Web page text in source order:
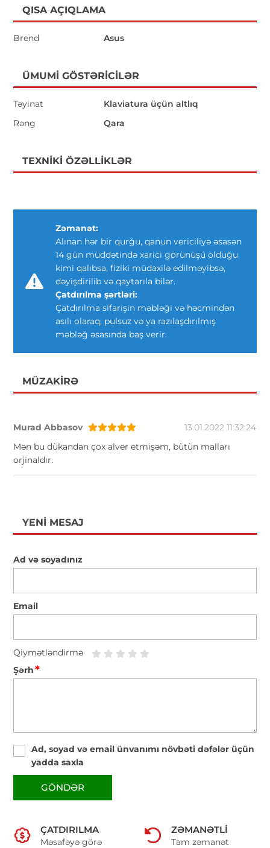
QISA AÇIQLAMA
Brend Asus
ÜMUMI GÖSTƏRICILƏR
Təyinat
Klaviatura üçün altlıq
Rəng
Qara
TEXNIKI ÖZƏLLIKLƏR
Zəmanət:
Alınan hər bir qurğu, qanun vericiliyə əsasən
14 gün müddətində xarici görünüşü olduğu
kimi qalıbsa, fiziki müdaxilə edilməyibsə,
dəyişdirilib və qaytarıla bilər.
Çatdırılma şərtləri:
Çatdırılma sifarişin məbləği və həcmindən
asılı olaraq, pulsuz və ya razılaşdırılmış
məbləğ əsasında baş verir.
MÜZAKIRƏ
Murad Abbasov
13.01.2022 11:32:24
Mən bu dükandan çox alver etmişəm, bütün malları
orjinaldır.
YENI MESAJ
Ad və soyadınız
Email
Qiymətləndirmə
Şərh*
Ad, soyad və email ünvanımı növbəti dəfələr üçün
yadda saxla
GÖNDƏR
ÇATDIRILMA
Məsafəyə görə
ZƏMANƏTLI
Tam zəmanət